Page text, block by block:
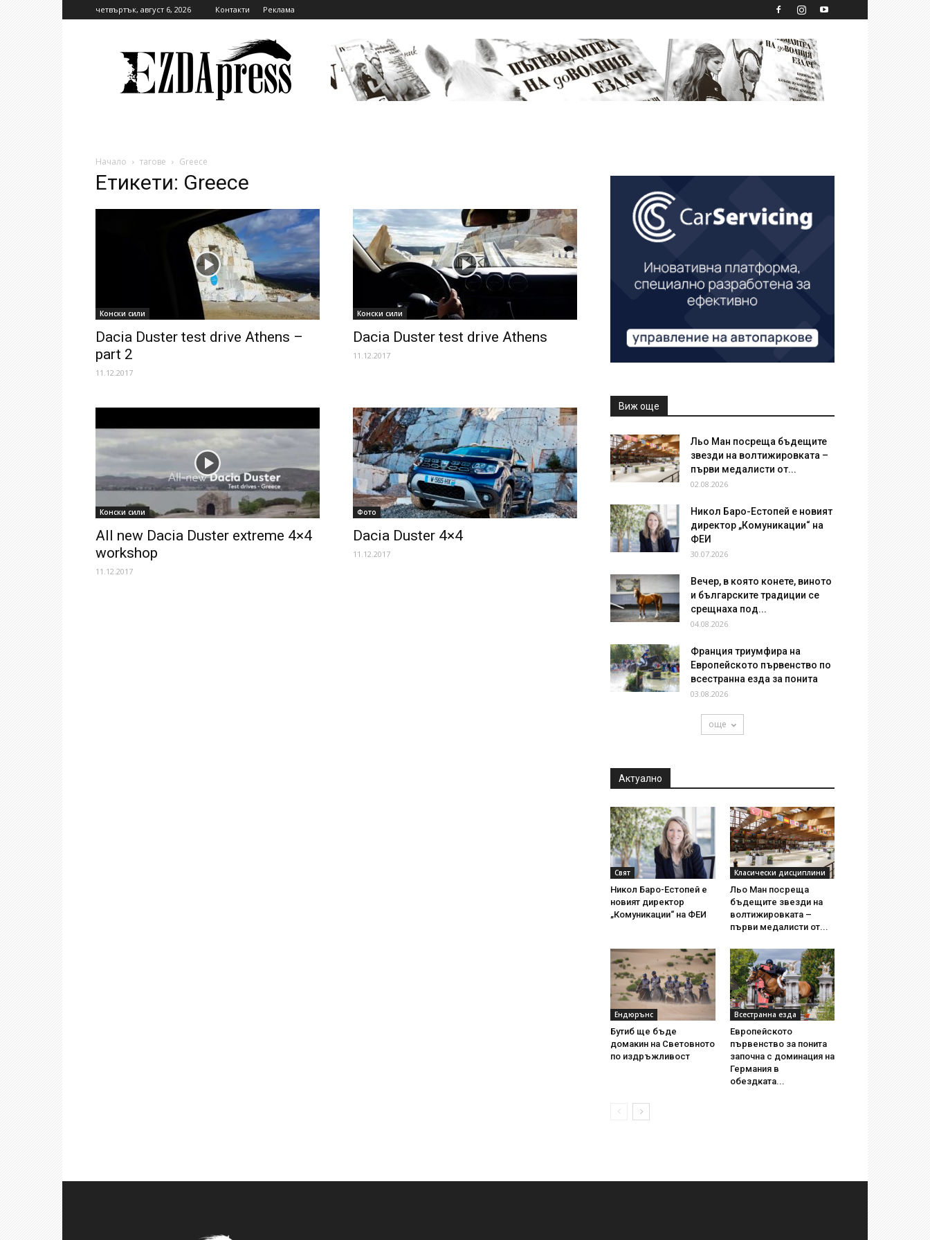
четвъртък, август 6, 2026 Контакти Реклама
Начало тагове Greece
Етикети: Greece
Конски сили
Dacia Duster test drive Athens –
part 2
11.12.2017
Конски сили
Dacia Duster test drive Athens
11.12.2017
Конски сили
All new Dacia Duster extreme 4×4
workshop
11.12.2017
Фото
Dacia Duster 4×4
11.12.2017
Виж още
Льо Ман посреща бъдещите
звезди на волтижировката –
първи медалисти от...
02.08.2026
Никол Баро-Естопей е новият
директор „Комуникации“ на
ФЕИ
30.07.2026
Вечер, в която конете, виното
и българските традиции се
срещнаха под...
04.08.2026
Франция триумфира на
Европейското първенство по
всестранна езда за понита
03.08.2026
още
Актуално
Свят
Никол Баро-Естопей е
новият директор
„Комуникации“ на ФЕИ
Класически дисциплини
Льо Ман посреща
бъдещите звезди на
волтижировката –
първи медалисти от...
Ендюрънс
Бутиб ще бъде
домакин на Световното
по издръжливост
Всестранна езда
Европейското
първенство за понита
започна с доминация на
Германия в
обездката...